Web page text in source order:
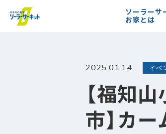
ソーラーサ
お家とは
2025.01.14 イベ
【福知
市】カ